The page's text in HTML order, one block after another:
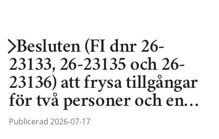
Besluten (FI dnr 26-
23133, 26-23135 och 26-
23136) att frysa tillgångar
för två personer och en…
Publicerad 2026-07-17